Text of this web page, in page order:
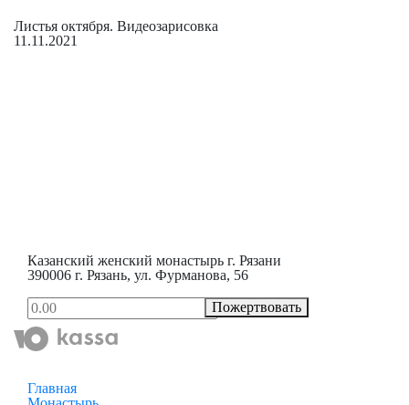
Листья октября. Видеозарисовка
11.11.2021
Казанский женский монастырь г. Рязани
390006 г. Рязань, ул. Фурманова, 56
Пожертвовать
Главная